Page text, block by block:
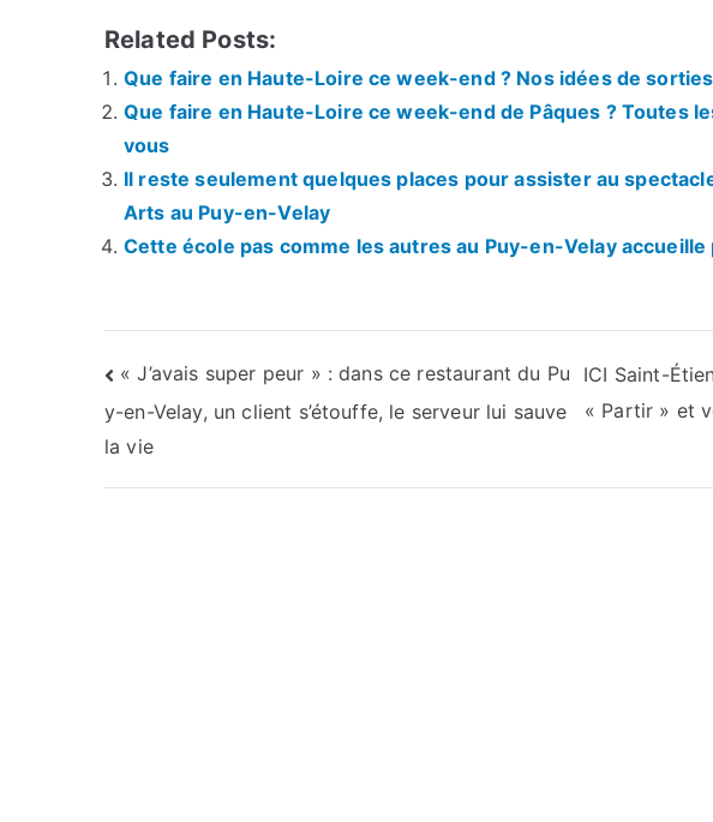
Related Posts:
Que faire en Haute-Loire ce week-end ? Nos idées de
Que faire en Haute-Loire ce week-end de Pâques ? Toutes
vous
Il reste seulement quelques places pour assister au
Arts au Puy-en-Velay
Cette école pas comme les autres au Puy-en-Velay accueille
Navigation
de
l’article
« J’avais super peur » : dans ce restaurant du Pu
y-en-Velay, un client s’étouffe, le serveur lui sauve
la vie
ICI Saint-
« Partir » et